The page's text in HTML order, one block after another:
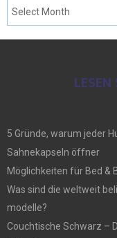
5 Gründe, warum jeder
Sahnekapseln öffner
Möglichkeiten für Bed &
Was sind die weltweit
modelle?
Couchtische Schwarz –